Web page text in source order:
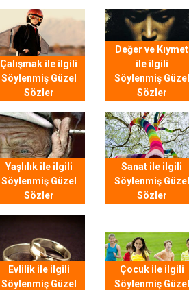
Çalışmak ile ilgili
Söylenmiş Güzel
Sözler
Değer ve Kıymet
ile ilgili
Söylenmiş Güzel
Sözler
Yaşlılık ile ilgili
Söylenmiş Güzel
Sözler
Sanat ile ilgili
Söylenmiş Güzel
Sözler
Evlilik ile ilgili
Söylenmiş Güzel
Çocuk ile ilgili
Söylenmiş Güzel